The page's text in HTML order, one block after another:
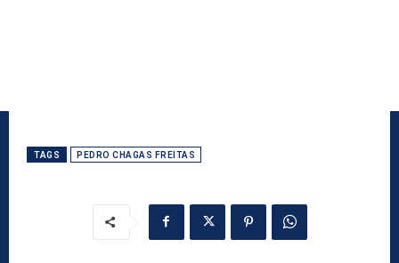
TAGS PEDRO CHAGAS FREITAS